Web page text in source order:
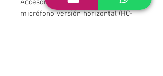
Accesorios incluidos : 1x clip de
micrófono versión horizontal (HC-